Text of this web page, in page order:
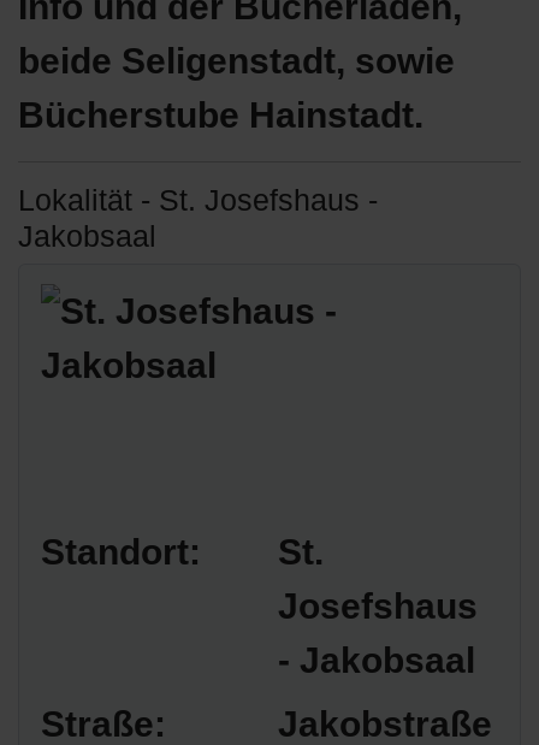
beide Seligenstadt, sowie
Bücherstube Hainstadt.
Lokalität - St. Josefshaus -
Jakobsaal
Standort:
St.
Josefshaus
- Jakobsaal
Straße:
Jakobstraße